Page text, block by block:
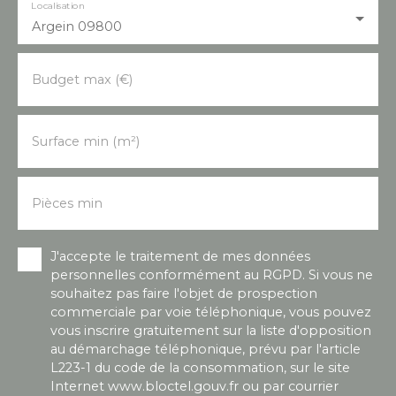
Argein 09800
Localisation
Budget max (€)
Surface min (m²)
Pièces min
J'accepte le traitement de mes données
personnelles conformément au RGPD. Si vous ne
souhaitez pas faire l'objet de prospection
commerciale par voie téléphonique, vous pouvez
vous inscrire gratuitement sur la liste d'opposition
au démarchage téléphonique, prévu par l'article
L223-1 du code de la consommation, sur le site
Internet www.bloctel.gouv.fr ou par courrier